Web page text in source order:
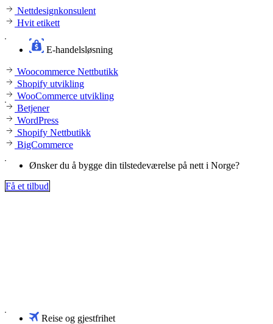
Nettdesignkonsulent
Hvit etikett
E-handelsløsning
Woocommerce Nettbutikk
Shopify utvikling
WooCommerce utvikling
Betjener
WordPress
Shopify Nettbutikk
BigCommerce
Ønsker du å bygge din tilstedeværelse på nett i Norge?
Få et tilbud
Reise og gjestfrihet